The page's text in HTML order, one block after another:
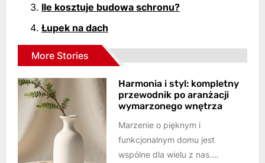
Ile kosztuje budowa schronu?
Łupek na dach
More Stories
Harmonia i styl: kompletny
przewodnik po aranżacji
wymarzonego wnętrza
Marzenie o pięknym i
funkcjonalnym domu jest
wspólne dla wielu z nas.